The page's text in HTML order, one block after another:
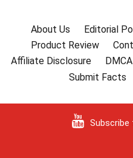
About Us Editorial
Product Review
Affiliate Disclosure
DMCA
Submit Facts
Subscribe